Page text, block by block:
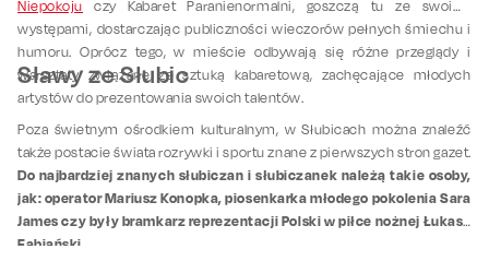
Niepokoju czy Kabaret Paranienormalni, goszczą tu ze swoimi
występami, dostarczając publiczności wieczorów pełnych śmiechu i
humoru. Oprócz tego, w mieście odbywają się różne przeglądy i
warsztaty związane ze sztuką kabaretową, zachęcające młodych
artystów do prezentowania swoich talentów.
Sławy ze Słubic
Poza świetnym ośrodkiem kulturalnym, w Słubicach można znaleźć
także postacie świata rozrywki i sportu znane z pierwszych stron gazet.
Do najbardziej znanych słubiczan i słubiczanek należą takie osoby,
jak: operator Mariusz Konopka, piosenkarka młodego pokolenia Sara
James czy były bramkarz reprezentacji Polski w piłce nożnej Łukasz
Fabiański.